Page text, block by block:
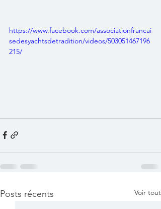
https://www.facebook.com/associationfrancai
sedesyachtsdetradition/videos/503051467196
215/
Posts récents Voir tout